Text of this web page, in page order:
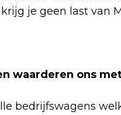
je geen last van
waarderen ons
bedrijfswagens